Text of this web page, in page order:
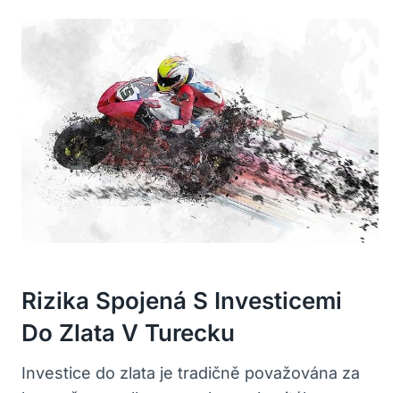
Rizika Spojená S Investicemi
Do Zlata V Turecku
Investice do zlata je tradičně považována za